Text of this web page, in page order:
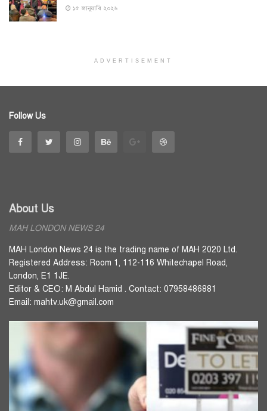
১৫ জানুয়ারি ২০২৬
ADVERTISEMENT
Follow Us
About Us
MAH LONDON NEWS 24
MAH London News 24 is the trading name of MAH 2020 Ltd.
Registered Address: Room 1, 112-116 Whitechapel Road,
London, E1 1JE.
Editor & CEO: M Abdul Hamid . Contact: 07958486881
Email: mahtv.uk@gmail.com